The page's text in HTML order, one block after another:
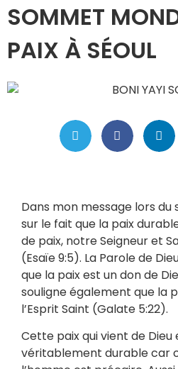
SOMMET
PAIX À SÉOUL
Dans mon message lors du
sur le fait que la paix
de paix, notre Seigneur et
(Esaïe 9:5). La Parole de
que la paix est un don de
souligne également que la
l’Esprit Saint (Galate 5:22).
Cette paix qui vient de Dieu
véritablement durable car